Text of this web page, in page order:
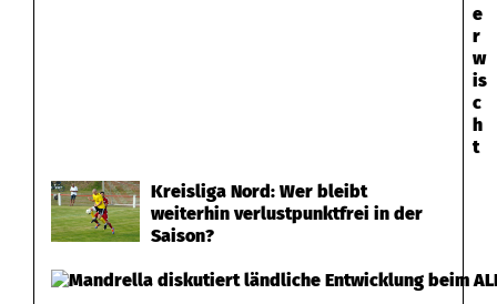
e
r
w
is
c
h
t
Kreisliga Nord: Wer bleibt
weiterhin verlustpunktfrei in der
Saison?